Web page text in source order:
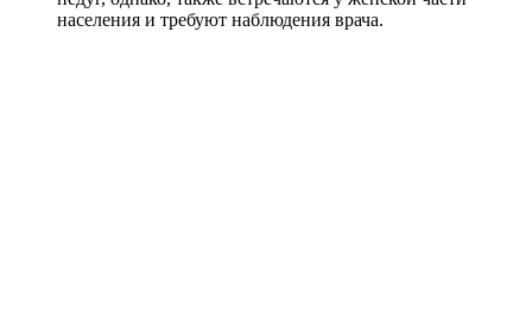
населения и требуют наблюдения врача.